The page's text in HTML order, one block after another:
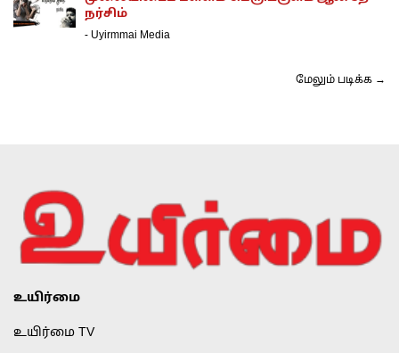
நர்சிம்
- Uyirmmai Media
மேலும் படிக்க →
உயிர்மை
உயிர்மை TV